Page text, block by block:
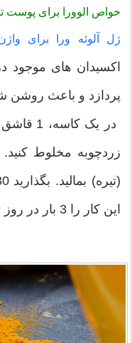
خواص الوورا برای پوست
ژل آلوئه ورا برای
اکسیدان های موجود
پردازد و باعث
در یک
زردچوبه مخلوط
این کار را 3 بار در روز تکرار کنید.